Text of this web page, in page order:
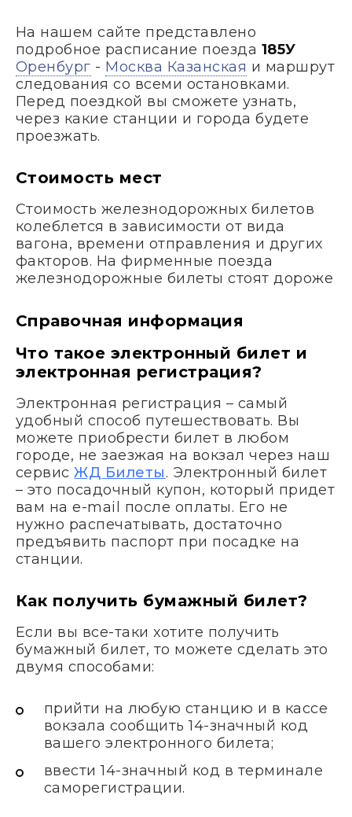
На нашем сайте представлено
подробное расписание поезда 185У
Оренбург - Москва Казанская и маршрут
следования со всеми остановками.
Перед поездкой вы сможете узнать,
через какие станции и города будете
проезжать.
Стоимость мест
Стоимость железнодорожных билетов
колеблется в зависимости от вида
вагона, времени отправления и других
факторов. На фирменные поезда
железнодорожные билеты стоят дороже
Справочная информация
Что такое электронный билет и
электронная регистрация?
Электронная регистрация – самый
удобный способ путешествовать. Вы
можете приобрести билет в любом
городе, не заезжая на вокзал через наш
сервисЖД Билеты. Электронный билет
– это посадочный купон, который придет
вам на e-mail после оплаты. Его не
нужно распечатывать, достаточно
предъявить паспорт при посадке на
станции.
Как получить бумажный билет?
Если вы все-таки хотите получить
бумажный билет, то можете сделать это
двумя способами:
прийти на любую станцию и в кассе
вокзала сообщить 14-значный код
вашего электронного билета;
ввести 14-значный код в терминале
саморегистрации.